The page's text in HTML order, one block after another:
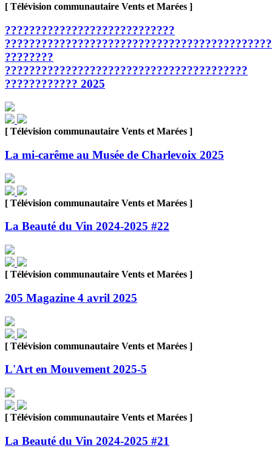
[ Télévision communautaire Vents et Marées ]
????????????????????????????
????????
????????????????????????????????????????
???????????? 2025
[ Télévision communautaire Vents et Marées ]
La mi-carême au Musée de Charlevoix 2025
[ Télévision communautaire Vents et Marées ]
La Beauté du Vin 2024-2025 #22
[ Télévision communautaire Vents et Marées ]
205 Magazine 4 avril 2025
[ Télévision communautaire Vents et Marées ]
L'Art en Mouvement 2025-5
[ Télévision communautaire Vents et Marées ]
La Beauté du Vin 2024-2025 #21